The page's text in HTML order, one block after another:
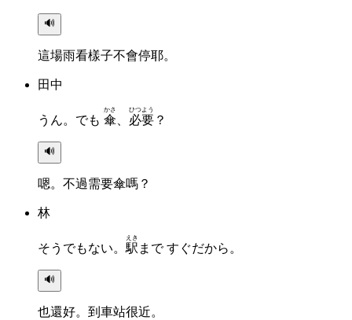
🔊
這場雨看樣子不會停耶。
田中
うん。でも 傘
かさ
、 必要
ひつよう
？
🔊
嗯。不過需要傘嗎？
林
そうでもない。駅
えき
まで すぐだから。
🔊
也還好。到車站很近。